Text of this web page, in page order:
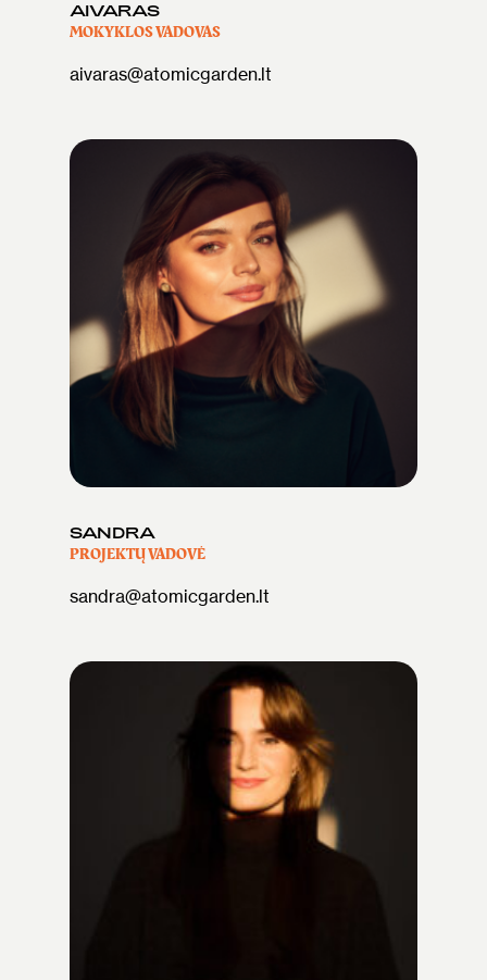
AIVARAS
MOKYKLOS VADOVAS
aivaras@atomicgarden.lt
SANDRA
PROJEKTŲ VADOVĖ
sandra@atomicgarden.lt